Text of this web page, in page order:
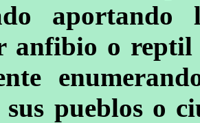
aportando
anfibio o reptil
sus pueblos o